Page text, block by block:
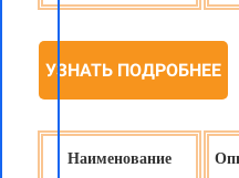
УЗНАТЬ ПОДРОБНЕЕ
Наименование